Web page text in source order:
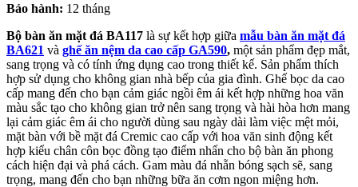
Bảo hành: 12 tháng
Bộ bàn ăn mặt đá BA117 là sự kết hợp giữa mẫu bàn ăn mặt đá
BA621 và ghế ăn nệm da cao cấp GA590, một sản phẩm đẹp mắt,
sang trọng và có tính ứng dụng cao trong thiết kế. Sản phẩm thích
hợp sử dụng cho không gian nhà bếp của gia đình. Ghế bọc da cao
cấp mang đến cho bạn cảm giác ngồi êm ái kết hợp những hoa văn
màu sắc tạo cho không gian trở nên sang trọng và hài hòa hơn mang
lại cảm giác êm ái cho người dùng sau ngày dài làm việc mệt mỏi,
mặt bàn với bề mặt đá Cremic cao cấp với hoa văn sinh động kết
hợp kiểu chân côn bọc đồng tạo điểm nhấn cho bộ bàn ăn phong
cách hiện đại và phá cách. Gam màu đá nhẵn bóng sạch sẽ, sang
trọng, mang đến cho bạn những bữa ăn cơm ngon miệng hơn.